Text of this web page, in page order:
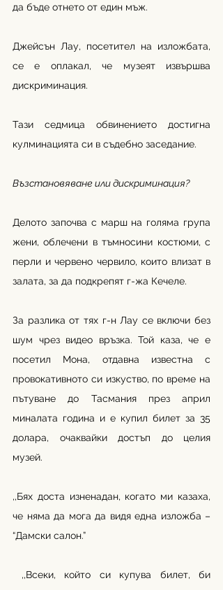
да бъде отнето от един мъж.
Джейсън Лау, посетител на изложбата,
се е оплакал, че музеят извършва
дискриминация.
Тази седмица обвинението достигна
кулминацията си в съдебно заседание.
Възстановяване или дискриминация?
Делото започва с марш на голяма група
жени, облечени в тъмносини костюми, с
перли и червено червило, които влизат в
залата, за да подкрепят г-жа Кечеле.
За разлика от тях г-н Лау се включи без
шум чрез видео връзка. Той каза, че е
посетил Мона, отдавна известна с
провокативното си изкуство, по време на
пътуване до Тасмания през април
миналата година и е купил билет за 35
долара, очаквайки достъп до целия
музей.
,,Бях доста изненадан, когато ми казаха,
че няма да мога да видя една изложба –
“Дамски салон.”
,,Всеки, който си купува билет, би